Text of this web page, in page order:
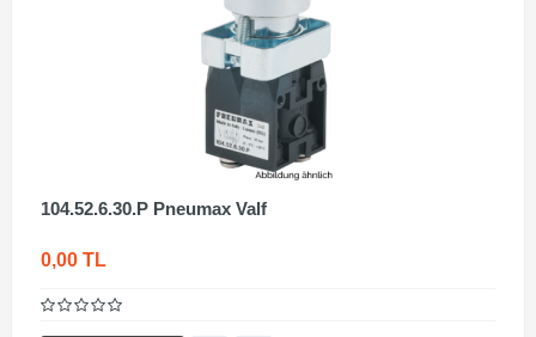
104.52.6.30.P Pneumax Valf
0,00 TL